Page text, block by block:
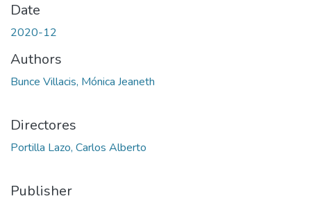
Date
2020-12
Authors
Bunce Villacis, Mónica Jeaneth
Directores
Portilla Lazo, Carlos Alberto
Publisher